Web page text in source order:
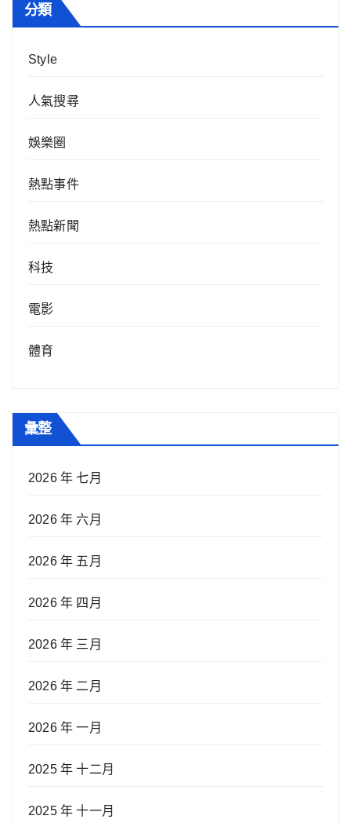
分類
Style
人氣搜尋
娛樂圈
熱點事件
熱點新聞
科技
電影
體育
彙整
2026 年 七月
2026 年 六月
2026 年 五月
2026 年 四月
2026 年 三月
2026 年 二月
2026 年 一月
2025 年 十二月
2025 年 十一月